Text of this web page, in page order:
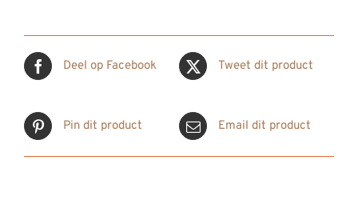
Deel op Facebook Tweet dit product
Pin dit product Email dit product